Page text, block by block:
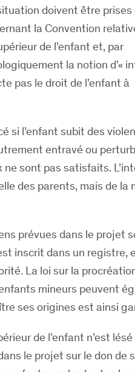
doivent être prises
la Convention
de l’enfant et, par
la notion d’«
pas le droit de l’enfant à
si l’enfant subit des
entravé ou
sont pas satisfaits.
des parents, mais de la
prévues dans le projet
inscrit dans un registre,
La loi sur la
mineurs peuvent
ses origines est ainsi
de l’enfant n’est lésé
le projet sur le don de